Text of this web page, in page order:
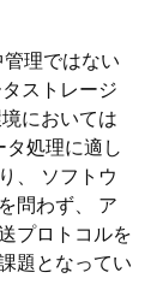
理ではない
ストレージ
においては
処理に適し
、 ソフトウ
問わず、 ア
プロトコルを
題となってい